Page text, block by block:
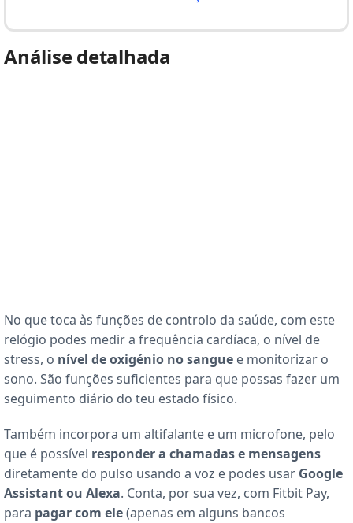
Análise detalhada
No que toca às funções de controlo da saúde, com este
relógio podes medir a frequência cardíaca, o nível de
stress, o nível de oxigénio no sangue e monitorizar o
sono. São funções suficientes para que possas fazer um
seguimento diário do teu estado físico.
Também incorpora um altifalante e um microfone, pelo
que é possível responder a chamadas e mensagens
diretamente do pulso usando a voz e podes usar Google
Assistant ou Alexa. Conta, por sua vez, com Fitbit Pay,
para pagar com ele(apenas em alguns bancos